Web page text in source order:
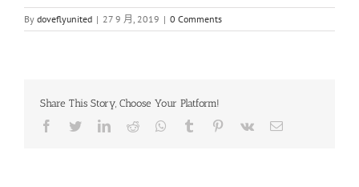
By doveflyunited | 27 9 月, 2019 | 0 Comments
Share This Story, Choose Your Platform!